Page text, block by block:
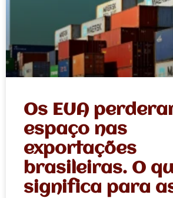
Os EUA
espaço nas
exportações
brasileiras. O
significa para